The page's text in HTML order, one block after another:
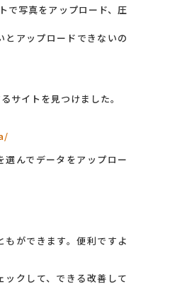
で写真をアップロード、圧
とアップロードできないの
サイトを見つけました。
選んでデータをアップロー
もができます。便利ですよ
クして、できる改善して